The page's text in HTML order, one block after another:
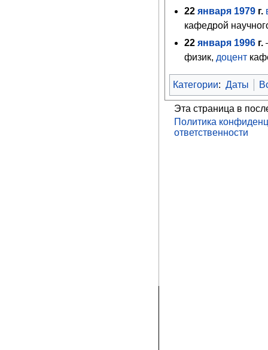
22 января 1979 г.
кафедрой
22 января 1996 г.
физик, доцент
Категории: Даты
Эта страница в
Политика
ответственности